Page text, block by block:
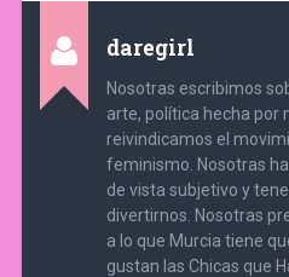
daregirl
Nosotras escribimos
arte, política hecha por
reivindicamos el
feminismo. Nosotras
de vista subjetivo y
divertirnos. Nosotras
a lo que Murcia tiene
gustan las Chicas que